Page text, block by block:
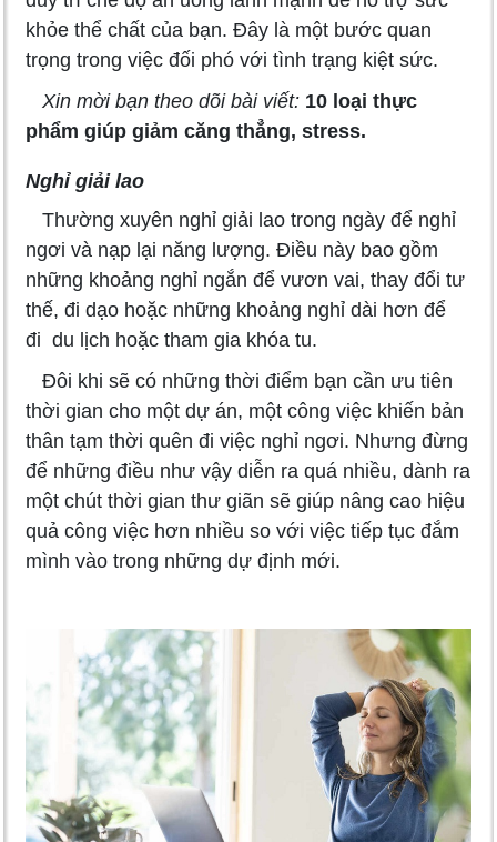
khỏe thể chất của bạn. Đây là một bước quan
trọng trong việc đối phó với tình trạng kiệt sức.
Xin mời bạn theo dõi bài viết: 10 loại thực
phẩm giúp giảm căng thẳng, stress.
Nghỉ giải lao
Thường xuyên nghỉ giải lao trong ngày để nghỉ
ngơi và nạp lại năng lượng. Điều này bao gồm
những khoảng nghỉ ngắn để vươn vai, thay đổi tư
thế, đi dạo hoặc những khoảng nghỉ dài hơn để
đi du lịch hoặc tham gia khóa tu.
Đôi khi sẽ có những thời điểm bạn cần ưu tiên
thời gian cho một dự án, một công việc khiến bản
thân tạm thời quên đi việc nghỉ ngơi. Nhưng đừng
để những điều như vậy diễn ra quá nhiều, dành ra
một chút thời gian thư giãn sẽ giúp nâng cao hiệu
quả công việc hơn nhiều so với việc tiếp tục đắm
mình vào trong những dự định mới.